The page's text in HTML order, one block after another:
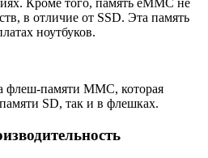
Кроме того, память eMMC не
в отличие от SSD. Эта память
ноутбуков.
флеш-памяти MMC, которая
SD, так и в флешках.